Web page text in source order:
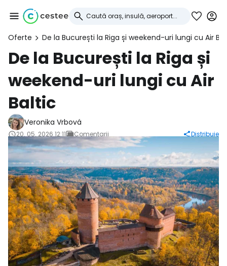
Oferte De la București la Riga și weekend-uri lungi cu Air
De la București la Riga și
weekend-uri lungi cu Air
Baltic
Veronika Vrbová
20. 05. 2026 12:11 Comentarii Distribuie
Conectați-vă la
Cestee
... comunitatea mondială a călătorilor
Continuați cu Google
Continuați cu Facebook
Continuați cu e-mailul